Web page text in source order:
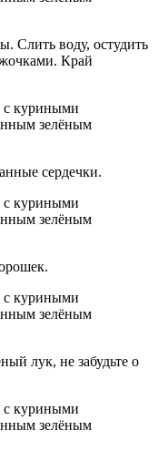
Слить воду, остудить
Край
сердечки.
лук, не забудьте о